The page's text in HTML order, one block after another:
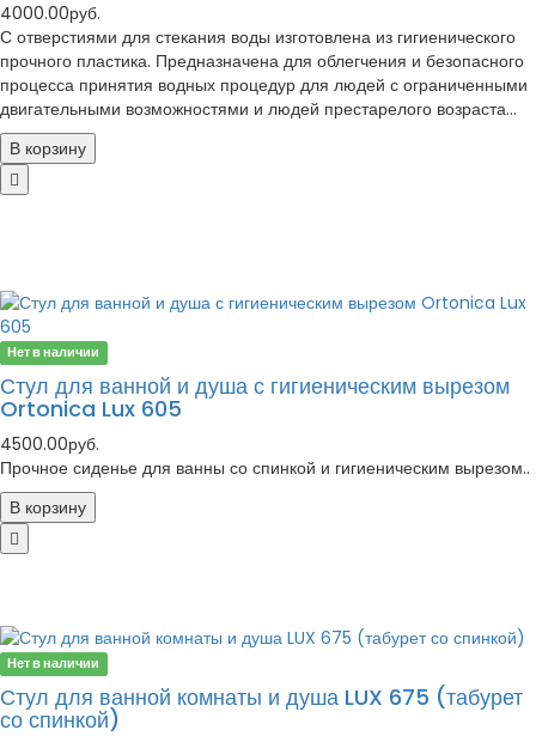
4000.00руб.
С отверстиями для стекания воды изготовлена из гигиенического
прочного пластика. Предназначена для облегчения и безопасного
процесса принятия водных процедур для людей с ограниченными
двигательными возможностями и людей престарелого возраста...
В корзину
Нет в наличии
Стул для ванной и душа с гигиеническим вырезом
Ortonica Lux 605
4500.00руб.
Прочное сиденье для ванны со спинкой и гигиеническим вырезом..
В корзину
Нет в наличии
Стул для ванной комнаты и душа LUX 675 (табурет
со спинкой)